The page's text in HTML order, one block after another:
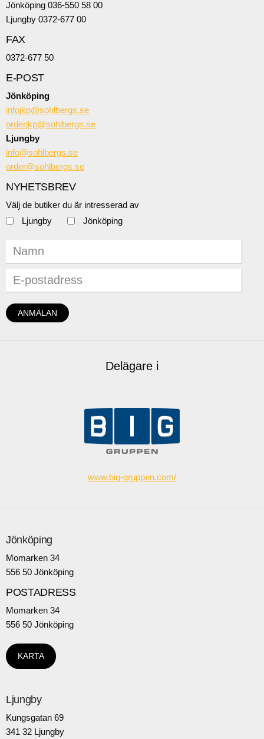
Jönköping 036-550 58 00
Ljungby 0372-677 00
FAX
0372-677 50
E-POST
Jönköping
infojkp@sohlbergs.se
orderjkp@sohlbergs.se
Ljungby
info@sohlbergs.se
order@sohlbergs.se
NYHETSBREV
Välj de butiker du är intresserad av
Ljungby
Jönköping
Delägare i
www.big-gruppen.com/
Jönköping
Momarken 34
556 50 Jönköping
POSTADRESS
Momarken 34
556 50 Jönköping
KARTA
Ljungby
Kungsgatan 69
341 32 Ljungby